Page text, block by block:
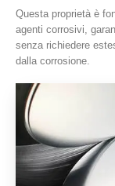
Questa proprietà è
agenti corrosivi,
senza richiedere
dalla corrosione.